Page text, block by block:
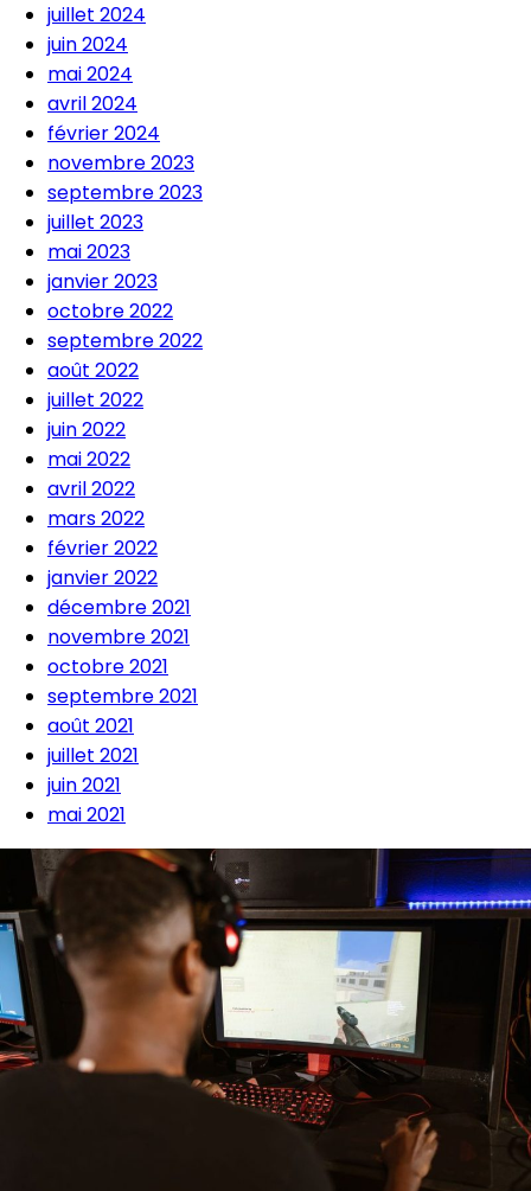
juillet 2024
juin 2024
mai 2024
avril 2024
février 2024
novembre 2023
septembre 2023
juillet 2023
mai 2023
janvier 2023
octobre 2022
septembre 2022
août 2022
juillet 2022
juin 2022
mai 2022
avril 2022
mars 2022
février 2022
janvier 2022
décembre 2021
novembre 2021
octobre 2021
septembre 2021
août 2021
juillet 2021
juin 2021
mai 2021